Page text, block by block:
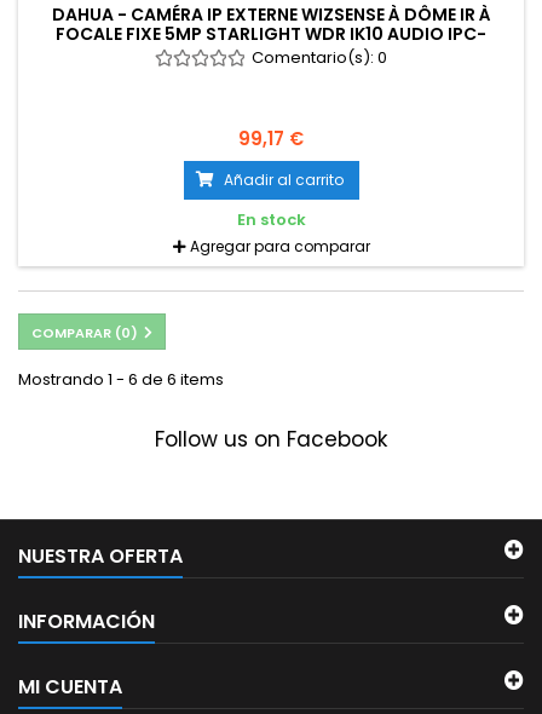
DAHUA - CAMÉRA IP EXTERNE WIZSENSE À DÔME IR À
FOCALE FIXE 5MP STARLIGHT WDR IK10 AUDIO IPC-
HDBW2541E-S
Comentario(s): 0
99,17 €
Añadir al carrito
En stock
Agregar para comparar
COMPARAR (0)
Mostrando 1 - 6 de 6 items
Follow us on Facebook
NUESTRA OFERTA
INFORMACIÓN
MI CUENTA